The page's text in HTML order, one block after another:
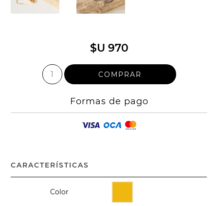
$U 970
Formas de pago
CARACTERÍSTICAS
Color